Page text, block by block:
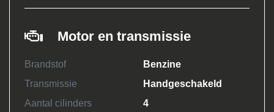
Motor en transmissie
Brandstof
Benzine
Transmissie
Handgeschakeld
Aantal cilinders
4